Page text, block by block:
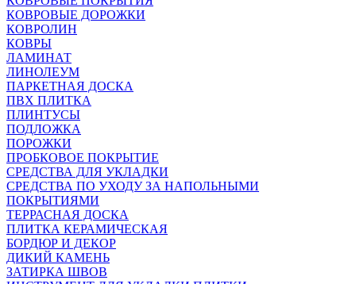
КОВРОВЫЕ ДОРОЖКИ
КОВРОЛИН
КОВРЫ
ЛАМИНАТ
ЛИНОЛЕУМ
ПАРКЕТНАЯ ДОСКА
ПВХ ПЛИТКА
ПЛИНТУСЫ
ПОДЛОЖКА
ПОРОЖКИ
ПРОБКОВОЕ ПОКРЫТИЕ
СРЕДСТВА ДЛЯ УКЛАДКИ
СРЕДСТВА ПО УХОДУ ЗА НАПОЛЬНЫМИ
ПОКРЫТИЯМИ
ТЕРРАСНАЯ ДОСКА
ПЛИТКА КЕРАМИЧЕСКАЯ
БОРДЮР И ДЕКОР
ДИКИЙ КАМЕНЬ
ЗАТИРКА ШВОВ